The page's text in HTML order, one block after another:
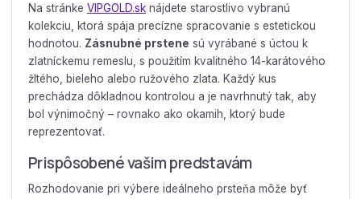
Na stránke VIPGOLD.sk nájdete starostlivo vybranú
kolekciu, ktorá spája precízne spracovanie s estetickou
hodnotou. Zásnubné prstene sú vyrábané s úctou k
zlatníckemu remeslu, s použitím kvalitného 14-karátového
žltého, bieleho alebo ružového zlata. Každý kus
prechádza dôkladnou kontrolou a je navrhnutý tak, aby
bol výnimočný – rovnako ako okamih, ktorý bude
reprezentovať.
Prispôsobené vašim predstavám
Rozhodovanie pri výbere ideálneho prsteňa môže byť